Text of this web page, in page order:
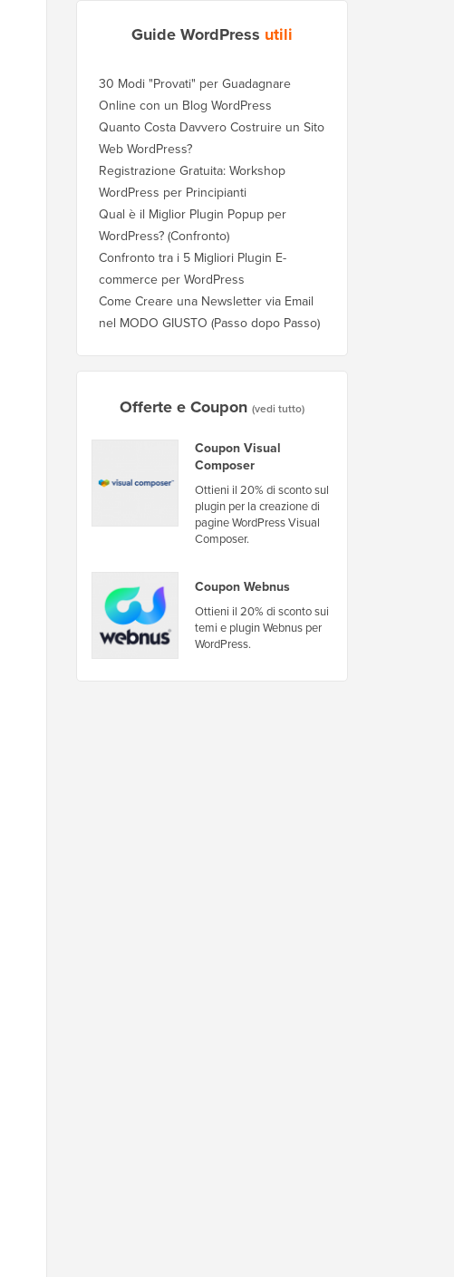
Guide WordPress utili
30 Modi "Provati" per Guadagnare
Online con un Blog WordPress
Quanto Costa Davvero Costruire un Sito
Web WordPress?
Registrazione Gratuita: Workshop
WordPress per Principianti
Qual è il Miglior Plugin Popup per
WordPress? (Confronto)
Confronto tra i 5 Migliori Plugin E-
commerce per WordPress
Come Creare una Newsletter via Email
nel MODO GIUSTO (Passo dopo Passo)
Offerte e Coupon (vedi tutto)
Coupon Visual
Composer
Ottieni il 20% di sconto sul
plugin per la creazione di
pagine WordPress Visual
Composer.
Coupon Webnus
Ottieni il 20% di sconto sui
temi e plugin Webnus per
WordPress.